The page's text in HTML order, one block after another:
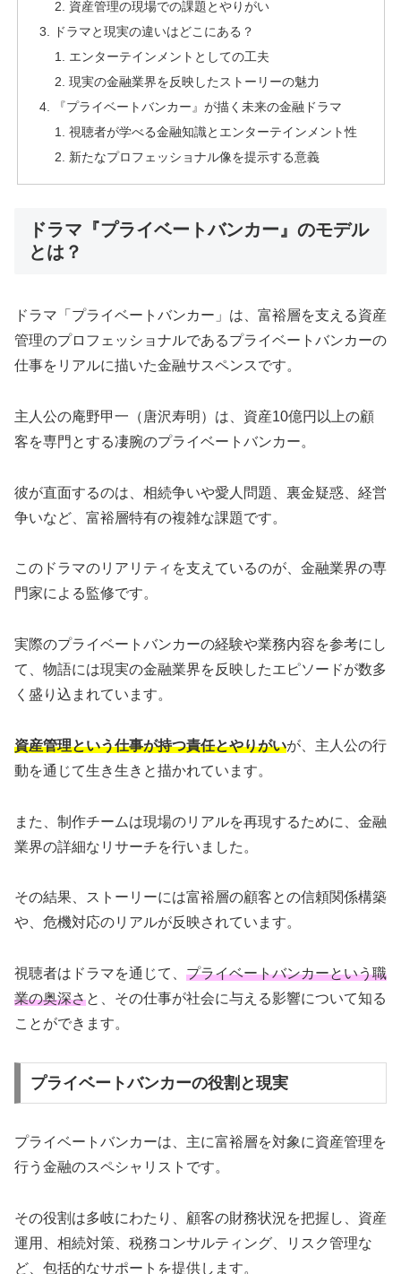
資産管理の現場での課題とやりがい
ドラマと現実の違いはどこにある？
エンターテインメントとしての工夫
現実の金融業界を反映したストーリーの魅力
『プライベートバンカー』が描く未来の金融ドラマ
視聴者が学べる金融知識とエンターテインメント性
新たなプロフェッショナル像を提示する意義
ドラマ『プライベートバンカー』のモデル
とは？
ドラマ「プライベートバンカー」は、富裕層を支える資産
管理のプロフェッショナルであるプライベートバンカーの
仕事をリアルに描いた金融サスペンスです。
主人公の庵野甲一（唐沢寿明）は、資産10億円以上の顧
客を専門とする凄腕のプライベートバンカー。
彼が直面するのは、相続争いや愛人問題、裏金疑惑、経営
争いなど、富裕層特有の複雑な課題です。
このドラマのリアリティを支えているのが、金融業界の専
門家による監修です。
実際のプライベートバンカーの経験や業務内容を参考にし
て、物語には現実の金融業界を反映したエピソードが数多
く盛り込まれています。
資産管理という仕事が持つ責任とやりがいが、主人公の行
動を通じて生き生きと描かれています。
また、制作チームは現場のリアルを再現するために、金融
業界の詳細なリサーチを行いました。
その結果、ストーリーには富裕層の顧客との信頼関係構築
や、危機対応のリアルが反映されています。
視聴者はドラマを通じて、 プライベートバンカーという職
業の奥深さと、その仕事が社会に与える影響について知る
ことができます。
プライベートバンカーの役割と現実
プライベートバンカーは、主に富裕層を対象に資産管理を
行う金融のスペシャリストです。
その役割は多岐にわたり、顧客の財務状況を把握し、資産
運用、相続対策、税務コンサルティング、リスク管理な
ど、包括的なサポートを提供します。